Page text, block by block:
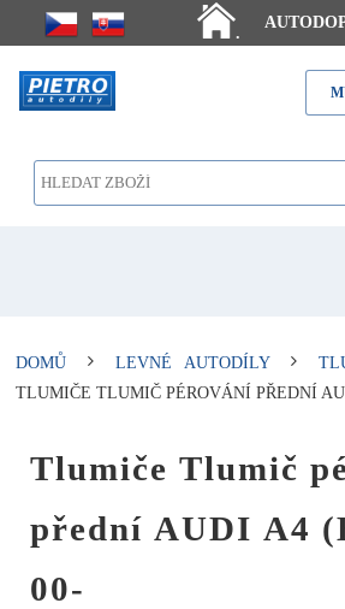
.
DOMŮ LEVNÉ AUTODÍLY
TLUMIČE TLUMIČ PÉROVÁNÍ PŘEDNÍ
Tlumiče Tlumič
přední AUDI A4
00-